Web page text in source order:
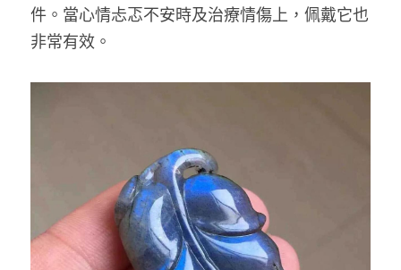
件。當心情忐忑不安時及治療情傷上，佩戴它也
非常有效。